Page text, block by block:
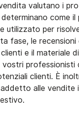
valutano i
come
utilizzato per
fase, le
e il materiale
vostri professionisti
clienti. È
addetto alle